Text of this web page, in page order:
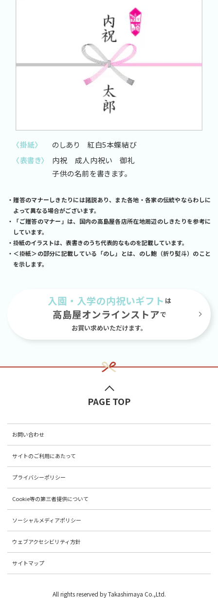
〈掛紙〉
のしあり 紅白5本蝶結び
〈表書き〉
内祝 成人内祝い 御礼
子供の名前を書きます。
贈答のマナーしきたりには諸説あり、また各地・各家の伝統やならわしに
よって異なる場合がございます。
「ご贈答のマナー」は、国内の高島屋各店所在地周辺のしきたりを参考に
しています。
掛紙のイラストは、表書きのうち代表的なものを記載しています。
＜掛紙＞の部分に記載している「のし」とは、のし鮑（折り熨斗）のこと
を示します。
入園・入学の内祝いギフト は
高島屋オンラインストアで
お買い求めいただけます。
PAGE TOP
お問い合わせ
サイトのご利用にあたって
プライバシーポリシー
Cookie等の第三者提供について
ソーシャルメディアポリシー
ウェブアクセシビリティ方針
サイトマップ
All rights reserved by Takashimaya Co.,Ltd.